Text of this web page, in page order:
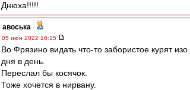
Днюха!!!!!
авоська -
05 июн 2022 16:15
Во Фрязино видать что-то забористое курят изо
дня в день.
Переслал бы косячок.
Тоже хочется в нирвану.